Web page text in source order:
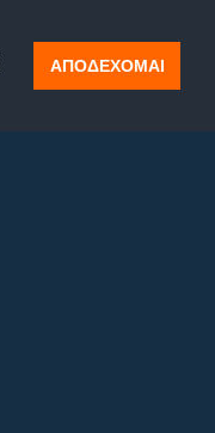
ΑΠΟΔΕΧΟΜΑΙ